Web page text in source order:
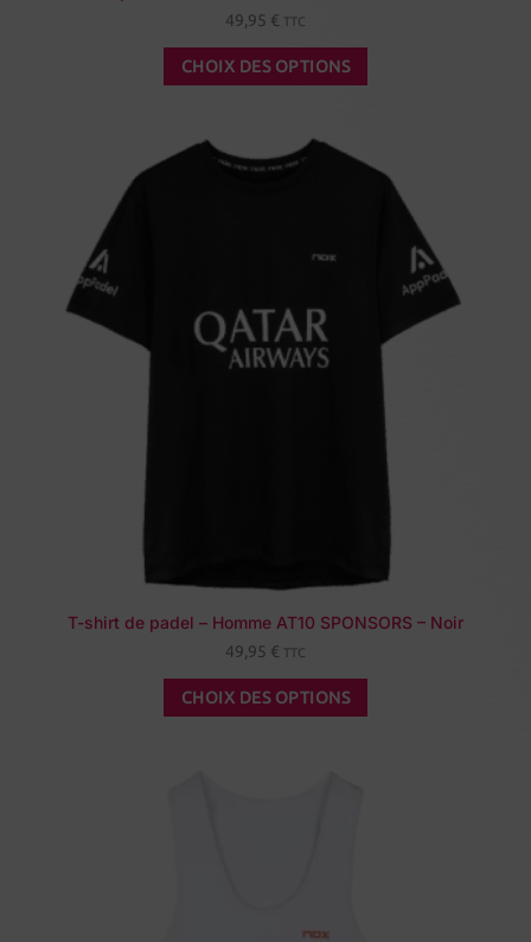
49,95 € TTC
CHOIX DES OPTIONS
T-shirt de padel – Homme AT10 SPONSORS – Noir
49,95 € TTC
CHOIX DES OPTIONS